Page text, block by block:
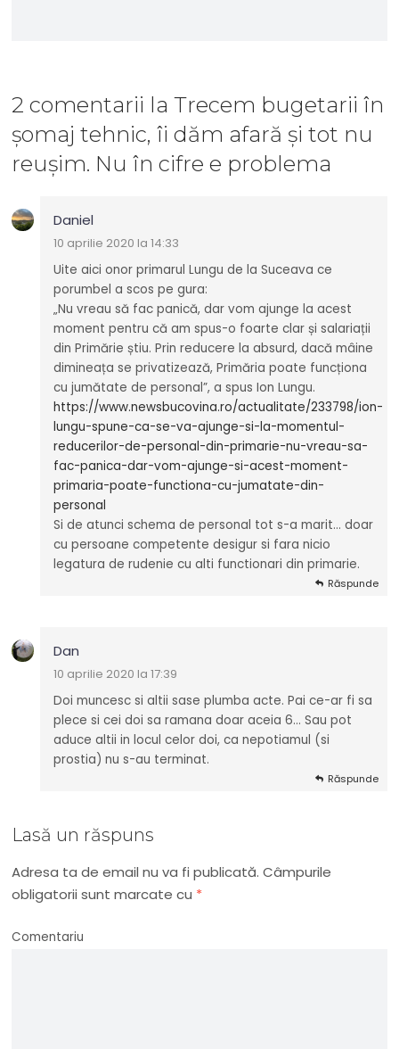
2 comentarii laTrecem bugetarii în
șomaj tehnic, îi dăm afară și tot nu
reușim. Nu în cifre e problema
Daniel
10 aprilie 2020 la 14:33
Uite aici onor primarul Lungu de la Suceava ce
porumbel a scos pe gura:
„Nu vreau să fac panică, dar vom ajunge la acest
moment pentru că am spus-o foarte clar și salariații
din Primărie știu. Prin reducere la absurd, dacă mâine
dimineața se privatizează, Primăria poate funcționa
cu jumătate de personal”, a spus Ion Lungu.
https://www.newsbucovina.ro/actualitate/233798/ion-
lungu-spune-ca-se-va-ajunge-si-la-momentul-
reducerilor-de-personal-din-primarie-nu-vreau-sa-
fac-panica-dar-vom-ajunge-si-acest-moment-
primaria-poate-functiona-cu-jumatate-din-
personal
Si de atunci schema de personal tot s-a marit… doar
cu persoane competente desigur si fara nicio
legatura de rudenie cu alti functionari din primarie.
Răspunde
Dan
10 aprilie 2020 la 17:39
Doi muncesc si altii sase plumba acte. Pai ce-ar fi sa
plece si cei doi sa ramana doar aceia 6… Sau pot
aduce altii in locul celor doi, ca nepotiamul (si
prostia) nu s-au terminat.
Răspunde
Lasă un răspuns
Adresa ta de email nu va fi publicată. Câmpurile
obligatorii sunt marcate cu *
Comentariu